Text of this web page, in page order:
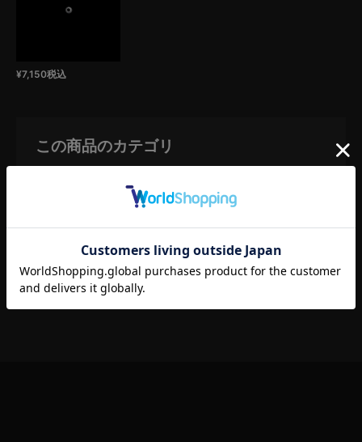
¥7,150税込
この商品のカテゴリ
オススメから探す
新商品
TOP
カテゴリーから探す カスタム 50,000円 - 99,999円